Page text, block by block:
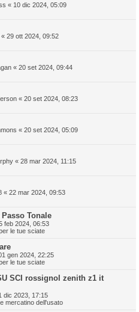
« 10 dic 2024, 05:09
« 29 ott 2024, 09:52
« 20 set 2024, 09:44
« 20 set 2024, 08:23
« 20 set 2024, 05:09
« 28 mar 2024, 11:15
« 22 mar 2024, 09:53
Tonale
feb 2024, 06:53
le tue sciate
gen 2024, 22:25
le tue sciate
SCI rossignol zenith z1 it
dic 2023, 17:15
mercatino dell'usato